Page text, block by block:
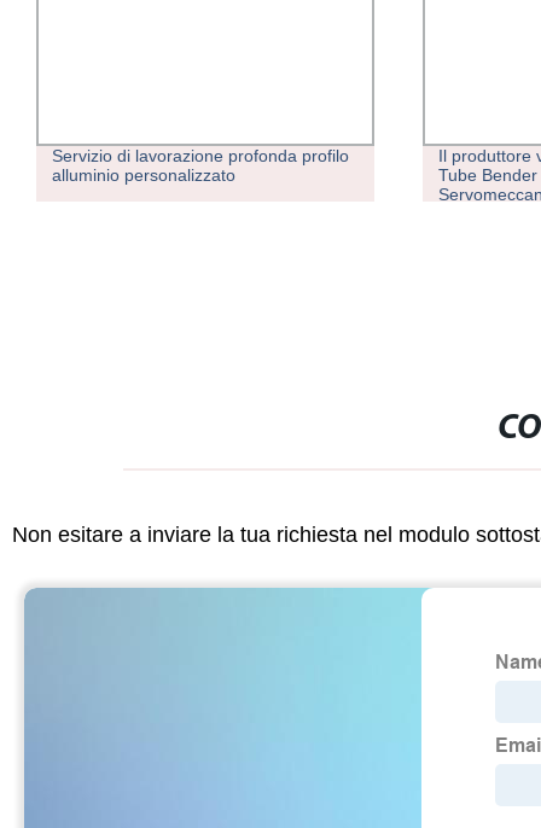
Servizio di lavorazione profonda profilo
alluminio personalizzato
Il produttore
Tube
Non esitare a inviare la tua richiesta nel modulo